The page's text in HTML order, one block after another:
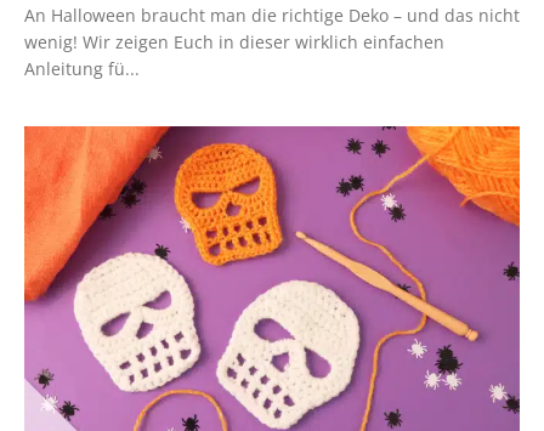
An Halloween braucht man die richtige Deko – und das nicht
wenig! Wir zeigen Euch in dieser wirklich einfachen
Anleitung fü...